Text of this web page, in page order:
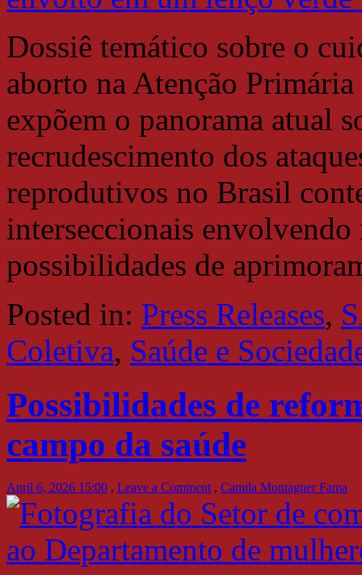
Dossiê temático sobre o
aborto na Atenção
expõem o panorama atual
recrudescimento dos
reprodutivos no Brasil
interseccionais envolvendo
possibilidades de
Posted in: Press Releases,
Coletiva, Saúde e
Possibilidades de
campo da saúde
April 6, 2026 15:00 , Leave a Comment , Camila Montagner Fama